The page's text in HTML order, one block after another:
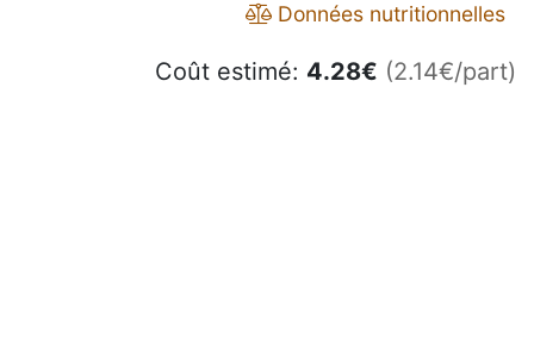
Données nutritionnelles
Coût estimé: 4.28€ (2.14€/part)